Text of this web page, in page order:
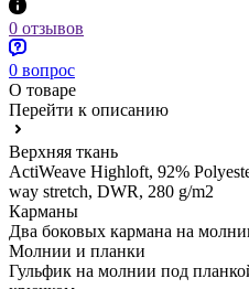
0 отзывов
0 вопрос
О товаре
Перейти к описанию
Верхняя ткань
ActiWeave Highloft, 92%
way stretch, DWR, 280 g/m2
Карманы
Два боковых кармана на
Молнии и планки
Гульфик на молнии под